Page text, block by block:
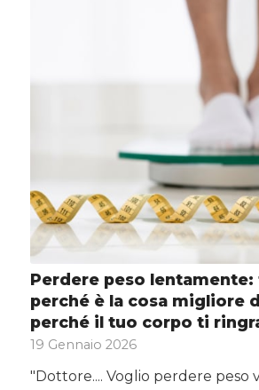
Perdere peso
perché è la cosa migliore
perché il tuo corpo ti
19 Gennaio 2026
"Dottore.... Voglio perdere peso